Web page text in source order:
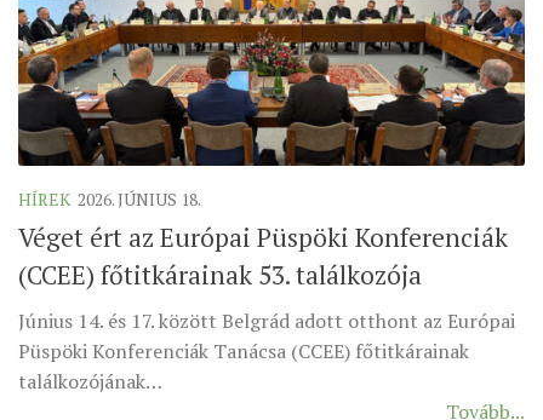
HÍREK 2026. JÚNIUS 18.
Véget ért az Európai Püspöki Konferenciák
(CCEE) főtitkárainak 53. találkozója
Június 14. és 17. között Belgrád adott otthont az Európai
Püspöki Konferenciák Tanácsa (CCEE) főtitkárainak
találkozójának…
Tovább...